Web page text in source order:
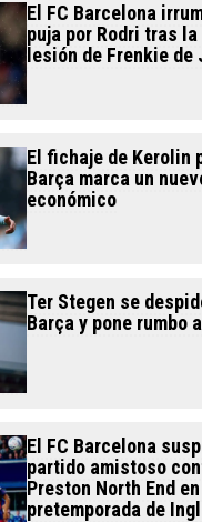
El FC Barcelona
puja por Rodri tras
lesión de Frenkie de
El fichaje de Kerolin
Barça marca un
económico
Ter Stegen se
Barça y pone rumbo
El FC Barcelona
partido amistoso
Preston North End
pretemporada de